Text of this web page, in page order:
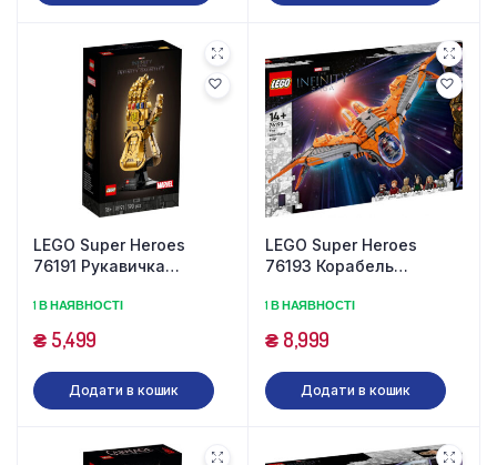
LEGO Super Heroes
76191 Рукавичка
деталей)
1 В НАЯВНОСТІ
₴5,499
Додати в кошик
LEGO Super Heroes
76193 Корабель
1 В НАЯВНОСТІ
₴8,999
Додати в кошик